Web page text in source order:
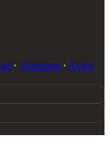
∙ Términos ∙ Aviso